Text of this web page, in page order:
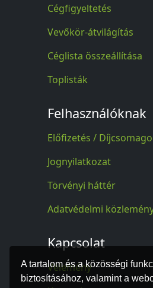
A tartalom és a közösségi
biztosításához, valamint a
Cégfigyeltetés
Vevőkör-átvilágítás
Céglista összeállítása
Toplisták
Felhasználóknak
Előfizetés /
Jognyilatkozat
Törvényi háttér
Adatvédelmi
Kapcsolat
Vélemény